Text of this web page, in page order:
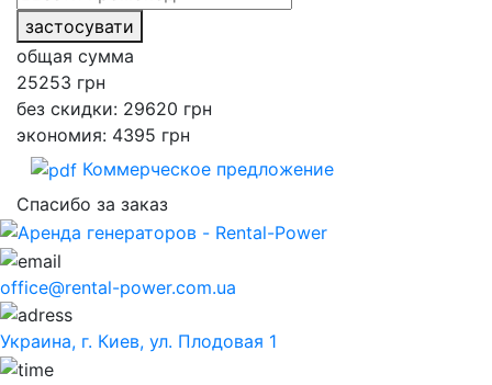
застосувати
общая сумма
25253 грн
без скидки: 29620 грн
экономия: 4395 грн
Коммерческое предложение
Спасибо за заказ
office@rental-power.com.ua
Украина, г. Киев, ул. Плодовая 1